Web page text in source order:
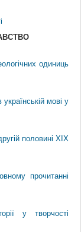
одиниць
мові у
половині ХІХ
прочитанні
у творчості